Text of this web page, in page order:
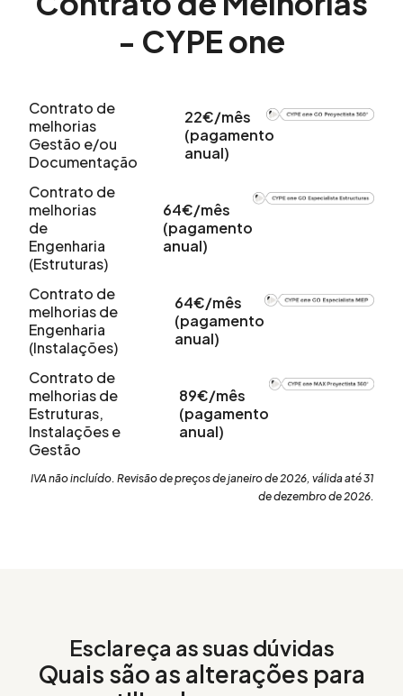
- CYPE one
Contrato de
melhorias
Gestão e/ou
Documentação
22€/mês
(pagamento
anual)
Contrato de
melhorias
de
Engenharia
(Estruturas)
64€/mês
(pagamento
anual)
Contrato de
melhorias de
Engenharia
(Instalações)
64€/mês
(pagamento
anual)
Contrato de
melhorias de
Estruturas,
Instalações e
Gestão
89€/mês
(pagamento
anual)
IVA não incluído. Revisão de preços de janeiro de 2026, válida até 31
de dezembro de 2026.
Esclareça as suas dúvidas
Quais são as alterações para